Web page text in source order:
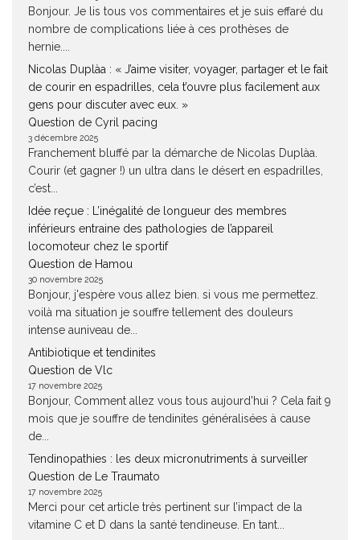
Bonjour. Je lis tous vos commentaires et je suis effaré du
nombre de complications liée à ces prothèses de
hernie....
Nicolas Duplàa : « J’aime visiter, voyager, partager et le fait
de courir en espadrilles, cela t’ouvre plus facilement aux
gens pour discuter avec eux. »
Question de Cyril pacing
3 décembre 2025
Franchement bluffé par la démarche de Nicolas Duplàa.
Courir (et gagner !) un ultra dans le désert en espadrilles,
c’est...
Idée reçue : L’inégalité de longueur des membres
inférieurs entraine des pathologies de l’appareil
locomoteur chez le sportif
Question de Hamou
30 novembre 2025
Bonjour, j'espère vous allez bien. si vous me permettez.
voilà ma situation je souffre tellement des douleurs
intense auniveau de...
Antibiotique et tendinites
Question de Vlc
17 novembre 2025
Bonjour, Comment allez vous tous aujourd'hui ? Cela fait 9
mois que je souffre de tendinites généralisées à cause
de...
Tendinopathies : les deux micronutriments à surveiller
Question de Le Traumato
17 novembre 2025
Merci pour cet article très pertinent sur l’impact de la
vitamine C et D dans la santé tendineuse. En tant...